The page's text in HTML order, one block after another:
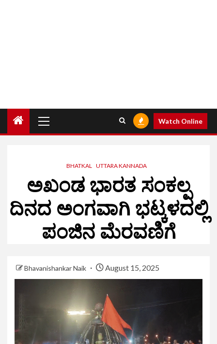
Watch Online
BHATKAL UTTARA KANNADA
ಅಖಂಡ ಭಾರತ ಸಂಕಲ್ಪ
ದಿನದ ಅಂಗವಾಗಿ ಭಟ್ಕಳದಲ್ಲಿ
ಪಂಜಿನ ಮೆರವಣಿಗೆ
Bhavanishankar Naik August 15, 2025